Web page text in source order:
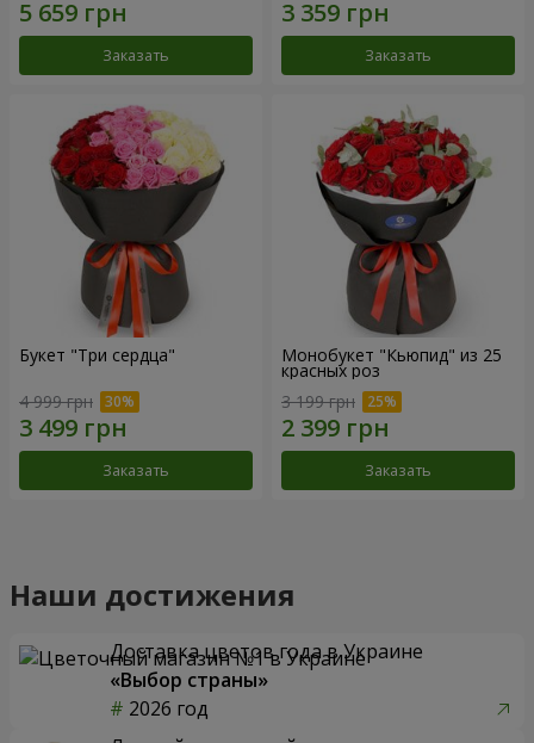
Заказать Заказать
Букет "Три сердца"
4 999 грн
Заказать
Монобукет "Кьюпид" из 25
красных роз
3 199 грн
Заказать
Наши достижения
Доставка цветов года в Украине
«Выбор страны»
2026 год